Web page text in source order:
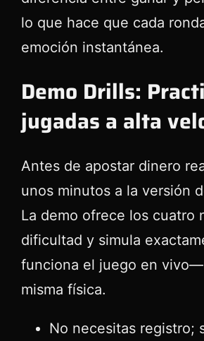
lo que hace que cada
emoción instantánea.
Demo Drills:
jugadas a alta
Antes de apostar dinero
unos minutos a la versión
La demo ofrece los cuatro
dificultad y simula
funciona el juego en
misma física.
No necesitas registro;